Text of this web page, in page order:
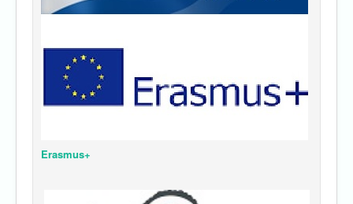
Erasmus+